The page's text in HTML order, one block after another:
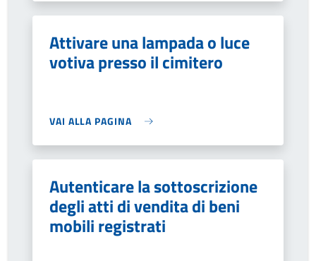
Attivare una lampada o luce
votiva presso il cimitero
VAI ALLA PAGINA
Autenticare la sottoscrizione
degli atti di vendita di beni
mobili registrati